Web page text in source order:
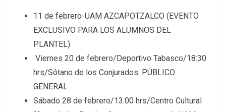
11 de febrero-UAM AZCAPOTZALCO (EVENTO
EXCLUSIVO PARA LOS ALUMNOS DEL
PLANTEL).
Viernes 20 de febrero/Deportivo Tabasco/18:30
hrs/Sótano de los Conjurados. PÚBLICO
GENERAL
Sábado 28 de febrero/13:00 hrs/Centro Cultural